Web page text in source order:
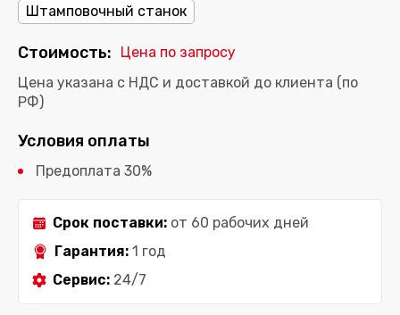
Штамповочный станок
Стоимость:
Цена по запросу
Цена указана с НДС и доставкой до клиента (по
РФ)
Условия оплаты
Предоплата 30%
Срок поставки: от 60 рабочих дней
Гарантия: 1 год
Сервис: 24/7